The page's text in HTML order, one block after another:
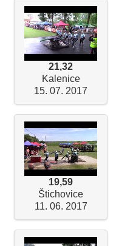
21,32
Kalenice
15. 07. 2017
19,59
Štichovice
11. 06. 2017